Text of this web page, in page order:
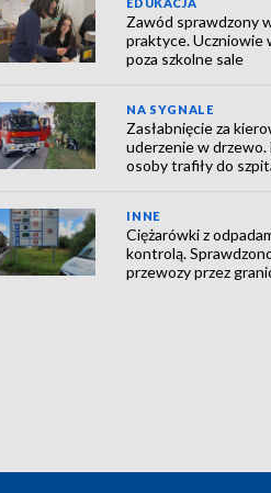
EDUKACJA
Zawód sprawdzony
praktyce. Uczniowie
poza szkolne sale
NA SYGNALE
Zasłabnięcie za
uderzenie w drzewo.
osoby trafiły do
INNE
Ciężarówki z
kontrolą.
przewozy przez